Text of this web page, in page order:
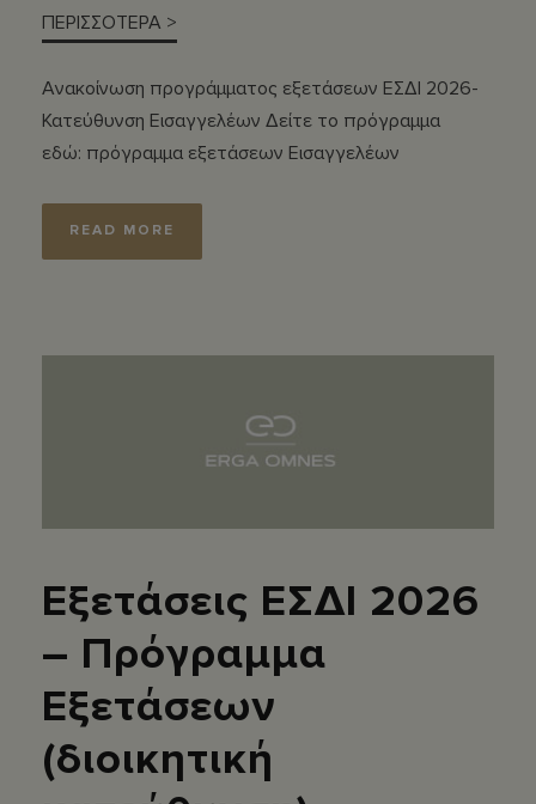
ΠΕΡΙΣΣΟΤΕΡΑ >
Ανακοίνωση προγράμματος εξετάσεων ΕΣΔΙ 2026-
Κατεύθυνση Εισαγγελέων Δείτε το πρόγραμμα
εδώ: πρόγραμμα εξετάσεων Εισαγγελέων
READ MORE
Εξετάσεις ΕΣΔΙ 2026
– Πρόγραμμα
Εξετάσεων
(διοικητική